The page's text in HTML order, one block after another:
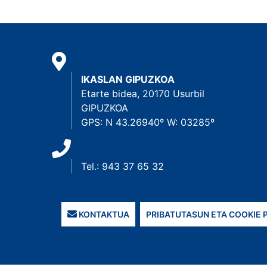
IKASLAN GIPUZKOA
Etarte bidea, 20170 Usurbil
GIPUZKOA
GPS: N 43.26940º W: 03285º
Tel.: 943 37 65 32
KONTAKTUA PRIBATUTASUN ETA COOKIE